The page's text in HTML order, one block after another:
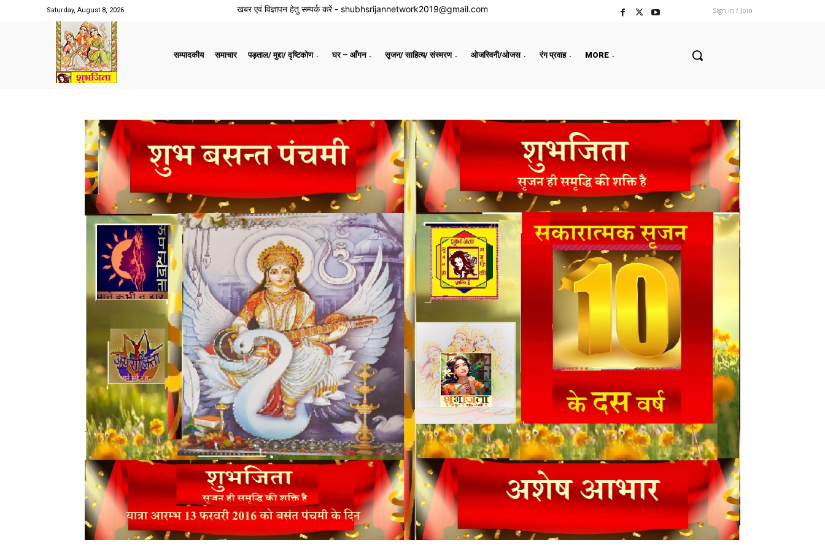
Saturday, August 8, 2026 खबर एवं विज्ञापन हेतु सम्पर्क करें - shubhsrijannetwork2019@gmail.com Sign in / Join
सम्पादकीय समाचार पड़ताल/ मुद्दा/ दृष्टिकोण घर – आँगन सृजन/ साहित्य/ संस्मरण ओजस्विनी/ओजस रंग प्रवाह MORE